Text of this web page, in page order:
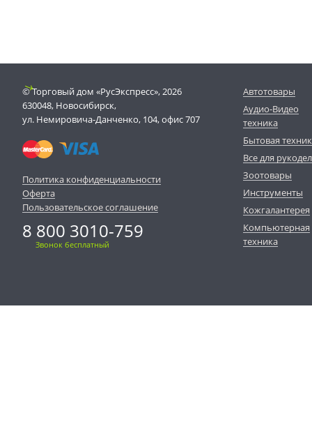
© Торговый дом «РусЭкспресс», 2026
630048, Новосибирск,
ул. Немировича-Данченко, 104, офис 707
Политика конфиденциальности
Оферта
Пользовательское соглашение
8 800 3010-759
Звонок бесплатный
Автотовары
Аудио-Видео
техника
Бытовая
Все для
Зоотовары
Инструменты
Кожгалантерея
Компьютерная
техника